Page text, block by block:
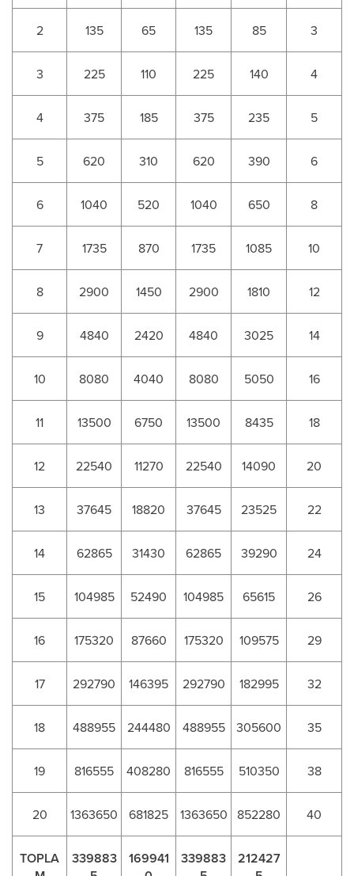
2 135 65 135 85 3
3 225 110 225 140 4
4 375 185 375 235 5
5 620 310 620 390 6
6 1040 520 1040 650 8
7 1735 870 1735 1085 10
8 2900 1450 2900 1810 12
9 4840 2420 4840 3025 14
10 8080 4040 8080 5050 16
11 13500 6750 13500 8435 18
12 22540 11270 22540 14090 20
13 37645 18820 37645 23525 22
14 62865 31430 62865 39290 24
15 104985 52490 104985 65615 26
16 175320 87660 175320 109575 29
17 292790 146395 292790 182995 32
18 488955 244480 488955 305600 35
19 816555 408280 816555 510350 38
20 1363650 681825 1363650 852280 40
TOPLA
339883
169941
339883
212427